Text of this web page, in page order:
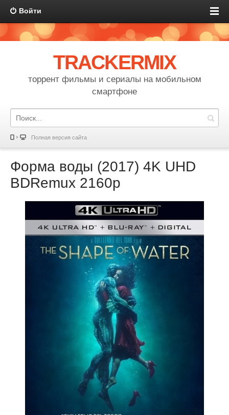
Войти
TRACKERMIX
торрент фильмы и сериалы на мобильном
смартфоне
Полная версия сайта
Форма воды (2017) 4K UHD
BDRemux 2160p